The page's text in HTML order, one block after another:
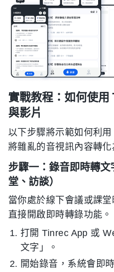
實戰教程：如何使
與影片
以下步驟將示範如何利
將雜亂的音視訊內容轉化
步驟一：錄音即時轉
堂、訪談）
當你處於線下會議或課
直接開啟即時轉錄功能。
打開 Tinrec App 或
文字」。
開始錄音，系統會即